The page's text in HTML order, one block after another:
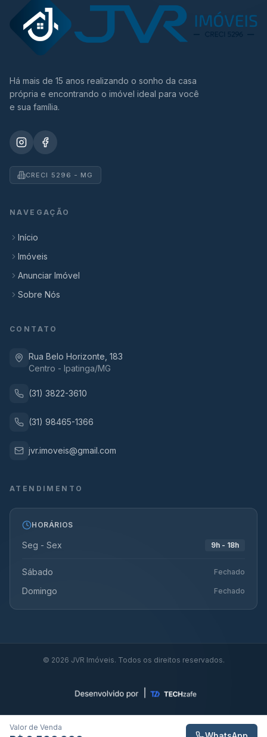
Valor de Venda
Há mais de 15 anos realizando o sonho da casa
própria e encontrando o imóvel ideal para você
e sua família.
CRECI 5296 - MG
NAVEGAÇÃO
Início
Imóveis
Anunciar Imóvel
Sobre Nós
CONTATO
Rua Belo Horizonte, 183
Centro - Ipatinga/MG
(31) 3822-3610
(31) 98465-1366
jvr.imoveis@gmail.com
ATENDIMENTO
HORÁRIOS
Seg - Sex 9h - 18h
Sábado Fechado
Domingo Fechado
© 2026 JVR Imóveis. Todos os direitos reservados.